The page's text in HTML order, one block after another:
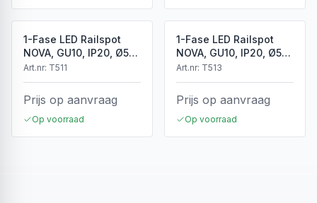
1-Fase LED Railspot
NOVA, GU10, IP20, Ø56
x 85 mm, Wit
Art.nr: T511
Prijs op aanvraag
Op voorraad
1-Fase LED Railspot
NOVA, GU10, IP20, Ø56
x 85 mm, Zwart
Art.nr: T513
Prijs op aanvraag
Op voorraad